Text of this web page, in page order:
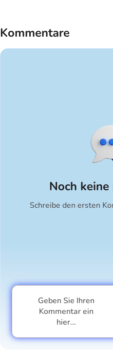
Kommentare
Noch
Schreibe den ersten
Geben Sie Ihren
Kommentar ein
hier...